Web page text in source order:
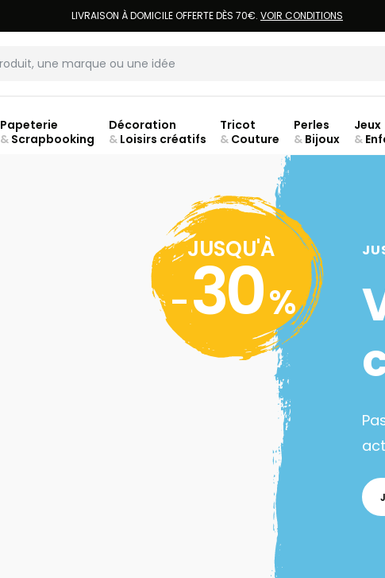
LIVRAISON À DOMICILE OFFERTE DÈS 70€. VOIR CONDITIONS
Papeterie
&Scrapbooking
Décoration
&Loisirs créatifs
Tricot
& Couture
Perles
& Bijoux
Jeux
&
JUSQU'À
-30%